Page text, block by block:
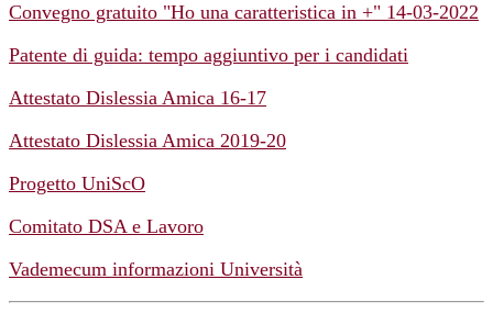
Convegno gratuito "Ho una caratteristica in +" 14-03-2022
Patente di guida: tempo aggiuntivo per i candidati
Attestato Dislessia Amica 16-17
Attestato Dislessia Amica 2019-20
Progetto UniScO
Comitato DSA e Lavoro
Vademecum informazioni Università